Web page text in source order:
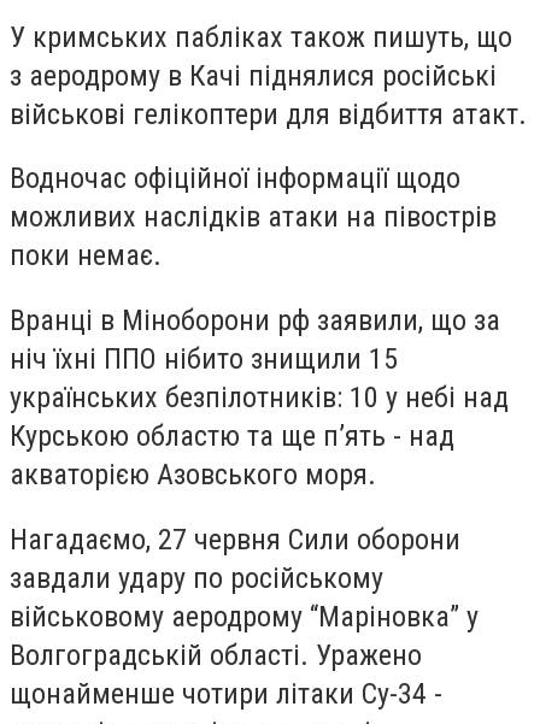
У кримських пабліках також пишуть, що
з аеродрому в Качі піднялися російські
військові гелікоптери для відбиття атакт.
Водночас офіційної інформації щодо
можливих наслідків атаки на півострів
поки немає.
Вранці в Міноборони рф заявили, що за
ніч їхні ППО нібито знищили 15
українських безпілотників: 10 у небі над
Курською областю та ще п’ять - над
акваторією Азовського моря.
Нагадаємо, 27 червня Сили оборони
завдали удару по російському
військовому аеродрому “Маріновка” у
Волгоградській області. Уражено
щонайменше чотири літаки Су-34 -